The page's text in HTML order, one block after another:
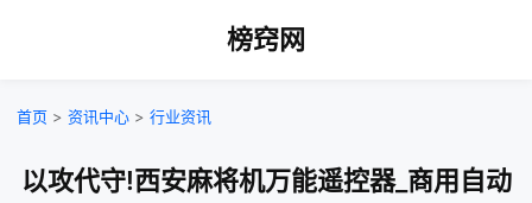
榜窍网
首页 > 资讯中心 > 行业资讯
以攻代守!西安麻将机万能遥控器_商用自动